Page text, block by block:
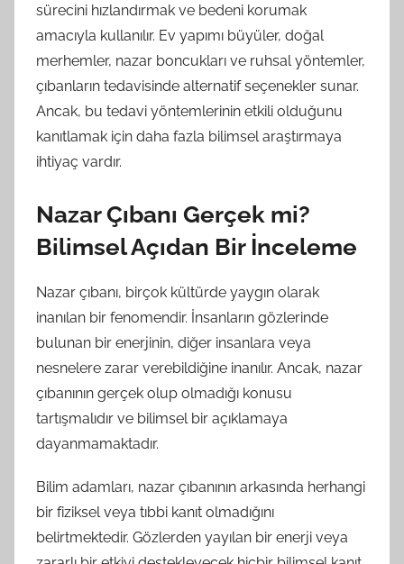
sürecini hızlandırmak ve bedeni korumak
amacıyla kullanılır. Ev yapımı büyüler, doğal
merhemler, nazar boncukları ve ruhsal yöntemler,
çıbanların tedavisinde alternatif seçenekler sunar.
Ancak, bu tedavi yöntemlerinin etkili olduğunu
kanıtlamak için daha fazla bilimsel araştırmaya
ihtiyaç vardır.
Nazar Çıbanı Gerçek mi?
Bilimsel Açıdan Bir İnceleme
Nazar çıbanı, birçok kültürde yaygın olarak
inanılan bir fenomendir. İnsanların gözlerinde
bulunan bir enerjinin, diğer insanlara veya
nesnelere zarar verebildiğine inanılır. Ancak, nazar
çıbanının gerçek olup olmadığı konusu
tartışmalıdır ve bilimsel bir açıklamaya
dayanmamaktadır.
Bilim adamları, nazar çıbanının arkasında herhangi
bir fiziksel veya tıbbi kanıt olmadığını
belirtmektedir. Gözlerden yayılan bir enerji veya